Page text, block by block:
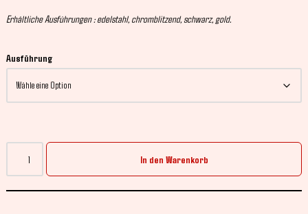
Erhältliche Ausführungen : edelstahl, chromblitzend, schwarz, gold.
Ausführung
In den Warenkorb